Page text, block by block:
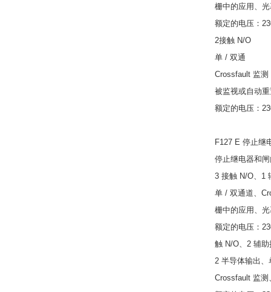
栅中的应用、
额定的电压：
2接触 N/O
单 / 双通
Crossfault 监测
被监视或自动
额定的电压：
F127 E 停止继
停止继电器和
3 接触 N/O、1
单 / 双通道、
栅中的应用、
额定的电压：
触 N/O、2 辅
2 半导体输出
Crossfault 监测